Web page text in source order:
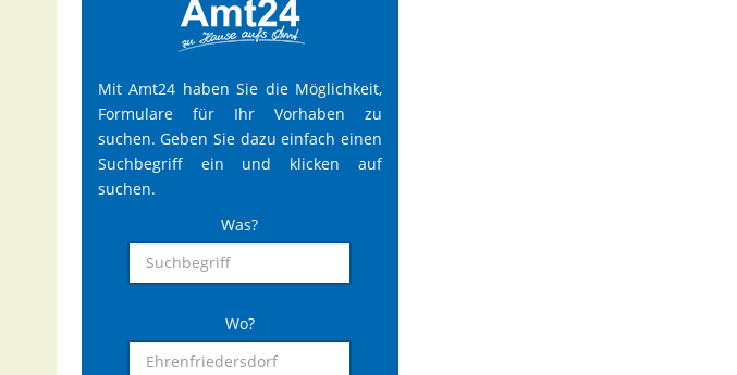
Mit Amt24 haben Sie die Möglichkeit,
Formulare für Ihr Vorhaben zu
suchen. Geben Sie dazu einfach einen
Suchbegriff ein und klicken auf
suchen.
Was?
Wo?